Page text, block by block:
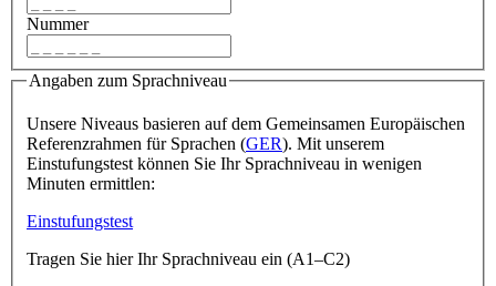
Nummer
Angaben zum Sprachniveau
Unsere Niveaus basieren auf dem Gemeinsamen Europäischen
Referenzrahmen für Sprachen (GER). Mit unserem
Einstufungstest können Sie Ihr Sprachniveau in wenigen
Minuten ermittlen:
Einstufungstest
Tragen Sie hier Ihr Sprachniveau ein (A1–C2)